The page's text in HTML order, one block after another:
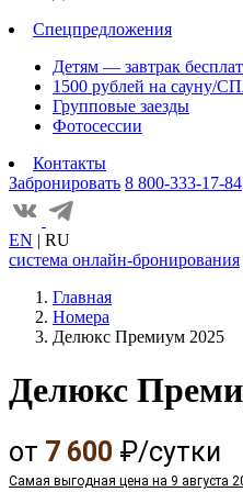
Спецпредложения
Детям — завтрак
1500 рублей на сауну/
Групповые заезды
Фотосессии
Контакты
Забронировать 8 800-333-17-84
EN | RU
система онлайн-бронирования
Главная
Номера
Делюкс Премиум 2025
Делюкс
от 7 600 ₽/сутки
Самая выгодная цена на 9 августа